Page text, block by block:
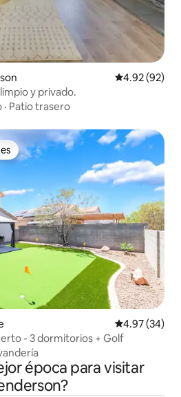
Calificación
4.92 (92)
y privado.
· Patio trasero
Calificación
4.97 (34)
- 3 dormitorios + Golf
época para visitar